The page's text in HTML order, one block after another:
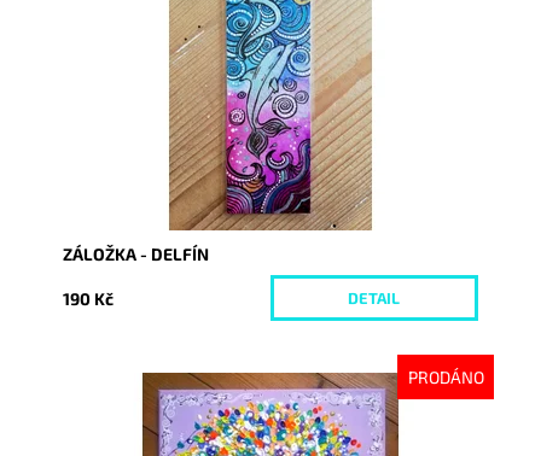
Vyprodáno
950
ZÁLOŽKA - DELFÍN
190 Kč DETAIL
PRODÁNO
Vyprodáno
2630